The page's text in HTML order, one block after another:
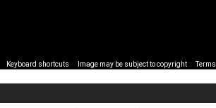
Keyboard shortcuts Image may be subject to copyright Terms